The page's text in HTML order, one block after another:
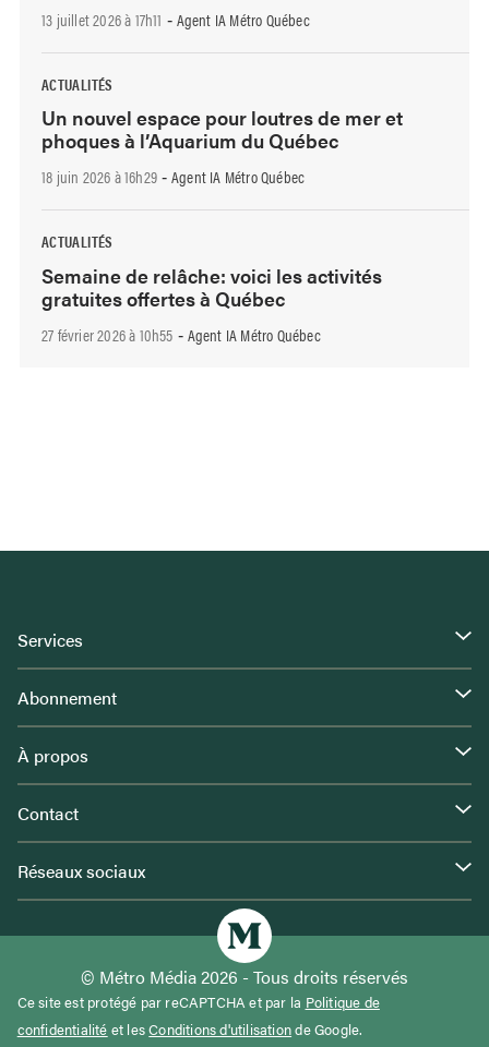
13 juillet 2026 à 17h11 - Agent IA Métro Québec
ACTUALITÉS
Un nouvel espace pour loutres de mer et
phoques à l’Aquarium du Québec
18 juin 2026 à 16h29 - Agent IA Métro Québec
ACTUALITÉS
Semaine de relâche: voici les activités
gratuites offertes à Québec
27 février 2026 à 10h55 - Agent IA Métro Québec
Services
Abonnement
À propos
Contact
Réseaux sociaux
© Métro Média 2026 - Tous droits réservés
Ce site est protégé par reCAPTCHA et par la Politique de
confidentialité et lesConditions d'utilisationde Google.